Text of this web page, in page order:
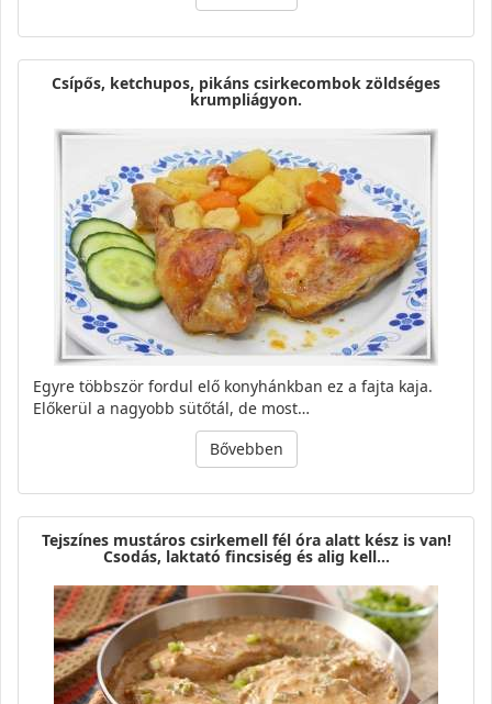
Csípős, ketchupos, pikáns csirkecombok zöldséges
krumpliágyon.
Egyre többször fordul elő konyhánkban ez a fajta kaja.
Előkerül a nagyobb sütőtál, de most…
Bővebben
Tejszínes mustáros csirkemell fél óra alatt kész is van!
Csodás, laktató fincsiség és alig kell…